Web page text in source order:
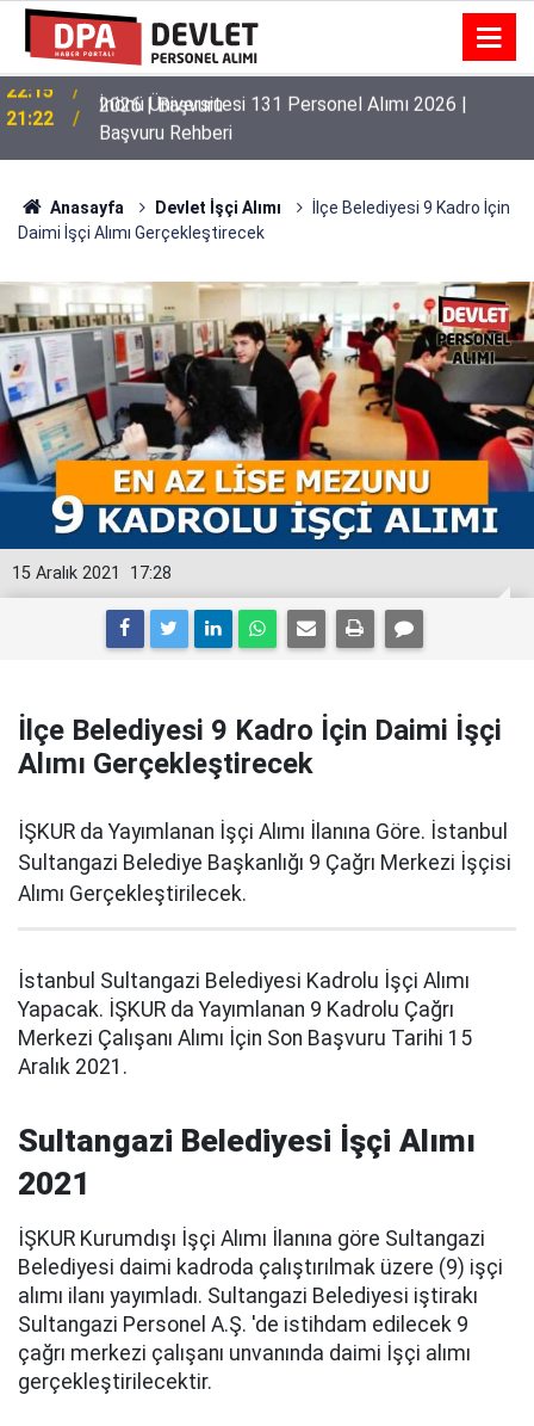
21:22
İnönü Üniversitesi 131 Personel Alımı 2026 |
Başvuru Rehberi
Anasayfa Devlet İşçi Alımı
İlçe Belediyesi 9 Kadro İçin
Daimi İşçi Alımı Gerçekleştirecek
17:28
15 Aralık 2021
İlçe Belediyesi 9 Kadro İçin Daimi İşçi
Alımı Gerçekleştirecek
İŞKUR da Yayımlanan İşçi Alımı İlanına Göre. İstanbul
Sultangazi Belediye Başkanlığı 9 Çağrı Merkezi İşçisi
Alımı Gerçekleştirilecek.
İstanbul Sultangazi Belediyesi Kadrolu İşçi Alımı
Yapacak. İŞKUR da Yayımlanan 9 Kadrolu Çağrı
Merkezi Çalışanı Alımı İçin Son Başvuru Tarihi 15
Aralık 2021.
Sultangazi Belediyesi İşçi Alımı
2021
İŞKUR Kurumdışı İşçi Alımı İlanına göre Sultangazi
Belediyesi daimi kadroda çalıştırılmak üzere (9) işçi
alımı ilanı yayımladı. Sultangazi Belediyesi iştirakı
Sultangazi Personel A.Ş. 'de istihdam edilecek 9
çağrı merkezi çalışanı unvanında daimi İşçi alımı
gerçekleştirilecektir.